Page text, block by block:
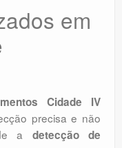
em
Cidade IV
precisa e não
a detecção de